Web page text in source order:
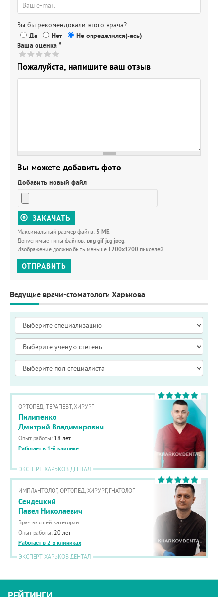
Вы бы рекомендовали этого врача?
Да
Нет
Не определился(-ась)
Ваша оценка *
Пожалуйста, напишите ваш отзыв
Вы можете добавить фото
Добавить новый файл
ЗАКАЧАТЬ
Максимальный размер файла: 5 МБ.
Допустимые типы файлов: png gif jpg jpeg.
Изображение должно быть меньше 1200x1200 пикселей.
ОТПРАВИТЬ
Ведущие врачи-стоматологи Харькова
ОРТОПЕД, ТЕРАПЕВТ, ХИРУРГ
Пилипенко
Дмитрий Владимирович
Опыт работы: 18 лет
Работает в 1-й клинике
ЭКСПЕРТ ХАРЬКОВ ДЕНТАЛ
ИМПЛАНТОЛОГ, ОРТОПЕД, ХИРУРГ, ГНАТОЛОГ
Сендецкий
Павел Николаевич
Врач высшей категории
Опыт работы: 20 лет
Работает в 2-х клиниках
ЭКСПЕРТ ХАРЬКОВ ДЕНТАЛ
...